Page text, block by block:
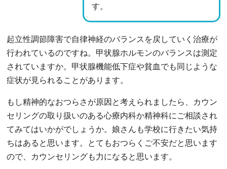
す。
起立性調節障害で自律神経のバランスを戻していく治療が
行われているのですね。甲状腺ホルモンのバランスは測定
されていますか。甲状腺機能低下症や貧血でも同じような
症状が見られることがあります。
もし精神的なおつらさが原因と考えられましたら、カウン
セリングの取り扱いのある心療内科か精神科にご相談され
てみてはいかがでしょうか。娘さんも学校に行きたい気持
ちはあると思います。とてもおつらくご不安だと思います
ので、カウンセリングも力になると思います。